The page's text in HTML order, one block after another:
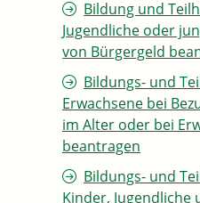
Bildung und
Jugendliche oder
von Bürgergeld
Bildungs- und
Erwachsene bei
im Alter oder bei
beantragen
Bildungs- und
Kinder, Jugendliche